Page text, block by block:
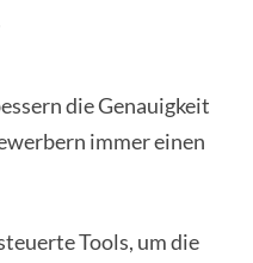
die Genauigkeit
immer einen
Tools, um die